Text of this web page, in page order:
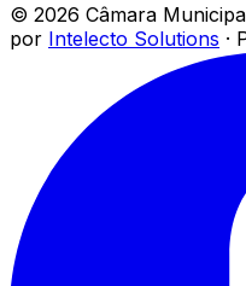
© 2026 Câmara
por Intelecto Solutions ·